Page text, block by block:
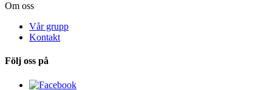
Om oss
Vår grupp
Kontakt
Följ oss på